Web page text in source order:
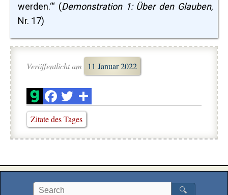
werden.‘“ (Demonstration 1: Über den Glauben,
Nr. 17)
Veröffentlicht am 11 Januar 2022
Zitate des Tages
🔍